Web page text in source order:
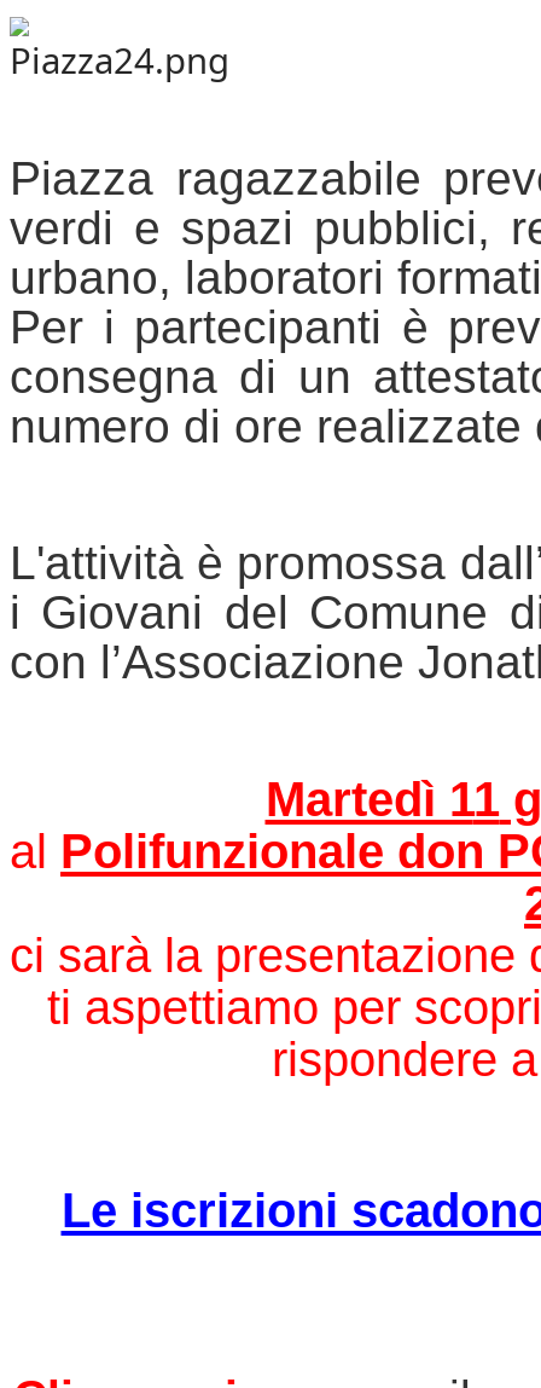
Piazza ragazzabile
verdi e spazi pubblici,
urbano, laboratori
Per i partecipanti è
consegna di un
numero di ore
L'attività è promossa
i Giovani del Comune
con l’Associazione
Martedì 11
al Polifunzionale don
ci sarà la
ti aspettiamo per
rispondere
Le iscrizioni